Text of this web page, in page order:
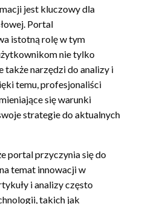
jest kluczowy dla
Portal
istotną rolę w tym
nie tylko
także narzędzi do analizy i
temu, profesjonaliści
się warunki
strategie do aktualnych
portal przyczynia się do
temat innowacji w
i analizy często
takich jak